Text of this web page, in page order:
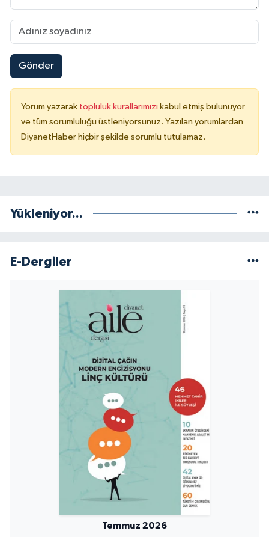
Gönder
Yorum yazarak topluluk kurallarımızı kabul etmiş bulunuyor
ve tüm sorumluluğu üstleniyorsunuz. Yazılan yorumlardan
DiyanetHaber hiçbir şekilde sorumlu tutulamaz.
Yükleniyor...
E-Dergiler
Temmuz 2026